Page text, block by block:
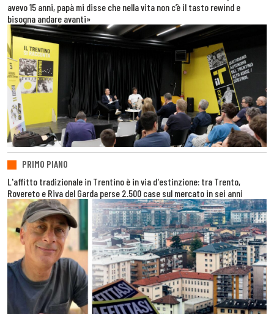
avevo 15 anni, papà mi disse che nella vita non c’è il tasto rewind e
bisogna andare avanti»
PRIMO PIANO
L'affitto tradizionale in Trentino è in via d'estinzione: tra Trento,
Rovereto e Riva del Garda perse 2.500 case sul mercato in sei anni